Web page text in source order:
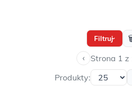
Filtruj›
‹ Strona 1 z
Produkty: